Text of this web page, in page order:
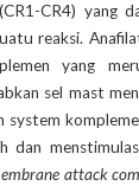
CR4) yang
reaksi.
yang
sel mast
dan
attack